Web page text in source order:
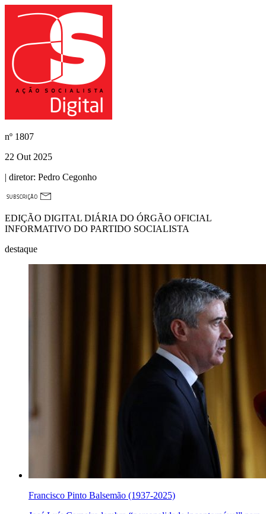
nº 1807
22 Out 2025
| diretor: Pedro Cegonho
EDIÇÃO DIGITAL DIÁRIA DO ÓRGÃO OFICIAL
INFORMATIVO DO PARTIDO SOCIALISTA
destaque
Francisco Pinto Balsemão (1937-2025)